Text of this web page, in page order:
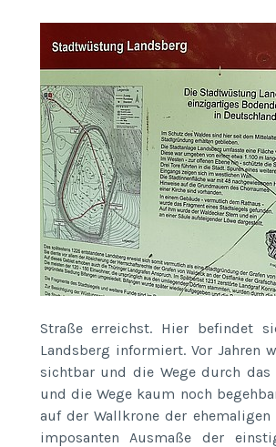
Straße erreichst. Hier befindet
Landsberg informiert. Vor Jahren
sichtbar und die Wege durch
und die Wege kaum noch
auf der Wallkrone der
imposanten Ausmaße der